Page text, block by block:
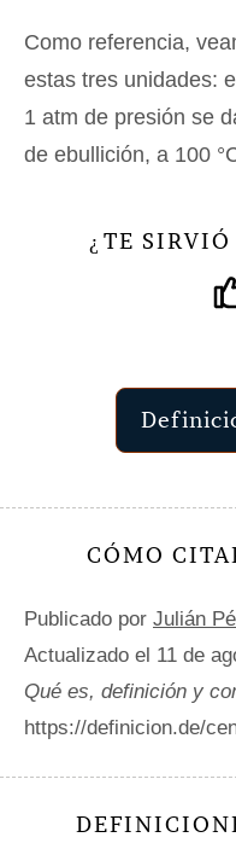
Como referencia,
estas tres unidades:
1 atm de presión se
de ebullición, a 100
¿ TE SIRVIÓ
CÓMO
Publicado por Julián
Actualizado el 11 de
Qué es, definición y
https://definicion.de/